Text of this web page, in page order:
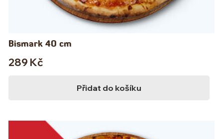
Bismark 40 cm
289 Kč
Přidat do košíku